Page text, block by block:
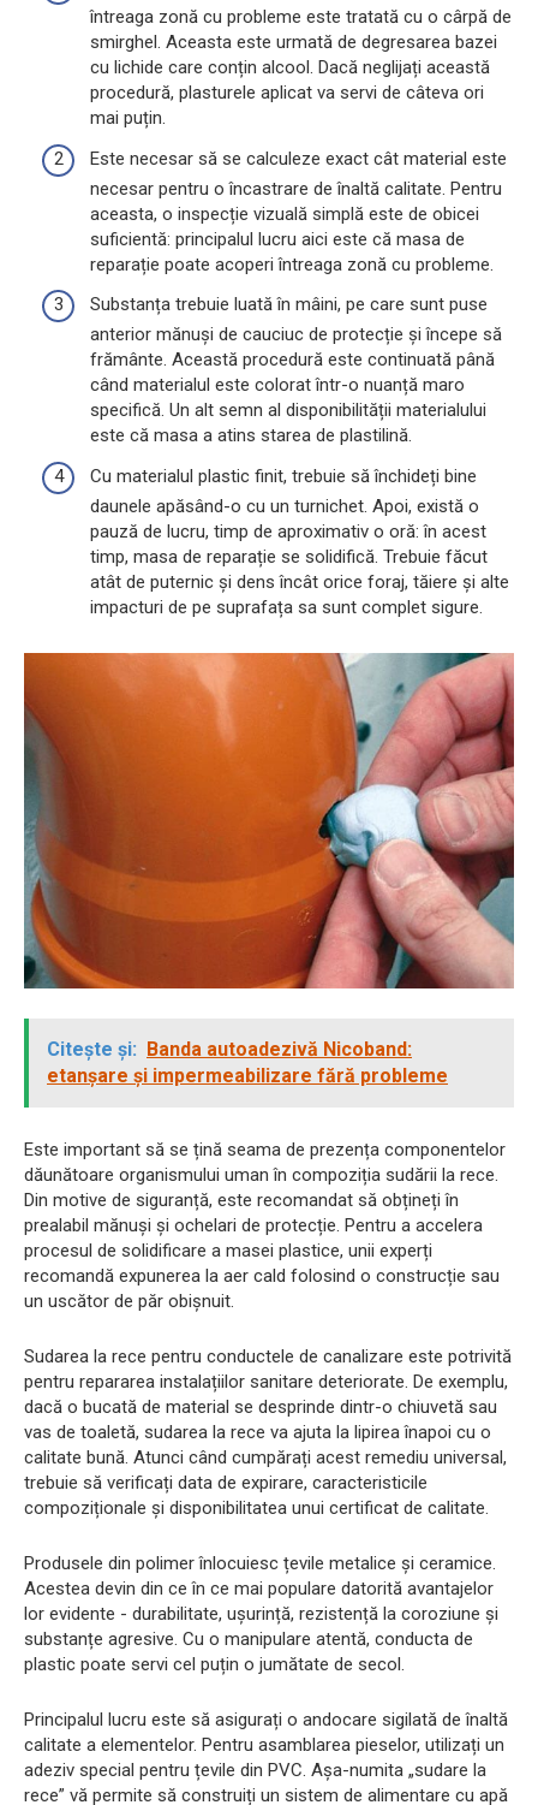
întreaga zonă cu probleme este tratată cu o cârpă de
smirghel. Aceasta este urmată de degresarea bazei
cu lichide care conțin alcool. Dacă neglijați această
procedură, plasturele aplicat va servi de câteva ori
mai puțin.
Este necesar să se calculeze exact cât material este
necesar pentru o încastrare de înaltă calitate. Pentru
aceasta, o inspecție vizuală simplă este de obicei
suficientă: principalul lucru aici este că masa de
reparație poate acoperi întreaga zonă cu probleme.
Substanța trebuie luată în mâini, pe care sunt puse
anterior mănuși de cauciuc de protecție și începe să
frământe. Această procedură este continuată până
când materialul este colorat într-o nuanță maro
specifică. Un alt semn al disponibilității materialului
este că masa a atins starea de plastilină.
Cu materialul plastic finit, trebuie să închideți bine
daunele apăsând-o cu un turnichet. Apoi, există o
pauză de lucru, timp de aproximativ o oră: în acest
timp, masa de reparație se solidifică. Trebuie făcut
atât de puternic și dens încât orice foraj, tăiere și alte
impacturi de pe suprafața sa sunt complet sigure.
Citește și:
Banda autoadezivă Nicoband:
etanșare și impermeabilizare fără probleme
Este important să se țină seama de prezența componentelor
dăunătoare organismului uman în compoziția sudării la rece.
Din motive de siguranță, este recomandat să obțineți în
prealabil mănuși și ochelari de protecție. Pentru a accelera
procesul de solidificare a masei plastice, unii experți
recomandă expunerea la aer cald folosind o construcție sau
un uscător de păr obișnuit.
Sudarea la rece pentru conductele de canalizare este potrivită
pentru repararea instalațiilor sanitare deteriorate. De exemplu,
dacă o bucată de material se desprinde dintr-o chiuvetă sau
vas de toaletă, sudarea la rece va ajuta la lipirea înapoi cu o
calitate bună. Atunci când cumpărați acest remediu universal,
trebuie să verificați data de expirare, caracteristicile
compoziționale și disponibilitatea unui certificat de calitate.
Produsele din polimer înlocuiesc țevile metalice și ceramice.
Acestea devin din ce în ce mai populare datorită avantajelor
lor evidente - durabilitate, ușurință, rezistență la coroziune și
substanțe agresive. Cu o manipulare atentă, conducta de
plastic poate servi cel puțin o jumătate de secol.
Principalul lucru este să asigurați o andocare sigilată de înaltă
calitate a elementelor. Pentru asamblarea pieselor, utilizați un
adeziv special pentru țevile din PVC. Așa-numita „sudare la
rece” vă permite să construiți un sistem de alimentare cu apă